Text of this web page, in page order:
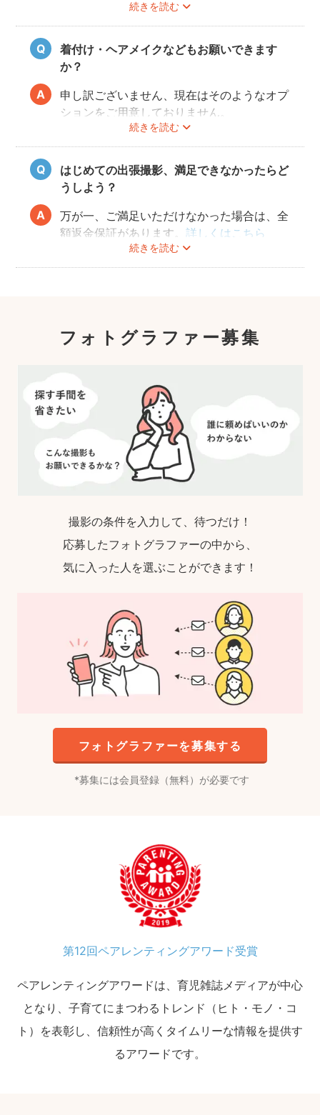
続きを読む
また、撮影の実施が難しいと判断される天候
不良の場合は、事前にフォトグラファーと決
行もしくは日時変更を相談してください。
日時変更方法は
こちら をご参照ください。
着付け・ヘアメイクなどもお願いできます
か？
続きを読む
申し訳ございません、現在はそのようなオプ
ションをご用意しておりません。
はじめての出張撮影、満足できなかったらど
うしよう？
続きを読む
万が一、ご満足いただけなかった場合は、全
額返金保証があります。詳しくはこちら
フォトグラファー募集
撮影の条件を入力して、待つだけ！
応募したフォトグラファーの中から、
気に入った人を選ぶことができます！
フォトグラファーを募集する
募集には会員登録（無料）が必要です
第12回ペアレンティングアワード受賞
ペアレンティングアワードは、育児雑誌メディアが中心
となり、子育てにまつわるトレンド（ヒト・モノ・コ
ト）を表彰し、信頼性が高くタイムリーな情報を提供す
るアワードです。